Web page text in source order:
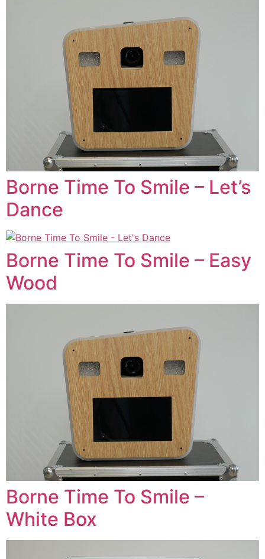
Borne Time To Smile – Let’s
Dance
Borne Time To Smile – Easy
Wood
Borne Time To Smile –
White Box